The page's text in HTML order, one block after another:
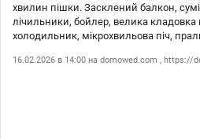
хвилин пішки. Засклений балкон,
лічильники, бойлер, велика кладовка
холодильник, мікрохвильова піч,
супермаркет Сільпо, Велмарт, ТРЦ
16.02.2026 в 14:00 на domowed.com , https://